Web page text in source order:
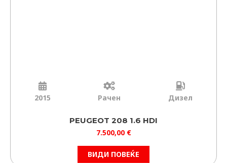
2015 Рачен Дизел
PEUGEOT 208 1.6 HDI
7.500,00 €
ВИДИ ПОВЕЌЕ